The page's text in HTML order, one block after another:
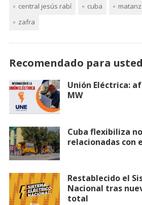
central jesús rabí cuba
zafra
Recomendado para usted
Unión Eléctrica:
MW
Cuba flexibiliza
relacionadas con
Restablecido el
Nacional tras
total